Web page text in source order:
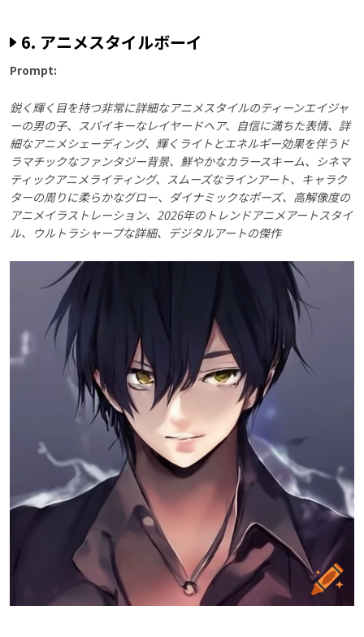
6. アニメスタイルボーイ
Prompt:
鋭く輝く目を持つ非常に詳細なアニメスタイルのティーンエイジャ
ーの男の子、スパイキーなレイヤードヘア、自信に満ちた表情、詳
細なアニメシェーディング、輝くライトとエネルギー効果を伴うド
ラマチックなファンタジー背景、鮮やかなカラースキーム、シネマ
ティックアニメライティング、スムーズなラインアート、キャラク
ターの周りに柔らかなグロー、ダイナミックなポーズ、高解像度の
アニメイラストレーション、2026年のトレンドアニメアートスタイ
ル、ウルトラシャープな詳細、デジタルアートの傑作